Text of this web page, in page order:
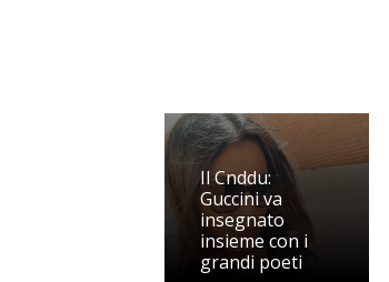
Il Cnddu:
Guccini va
insegnato
insieme con i
grandi poeti